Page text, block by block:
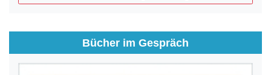
Bücher im Gespräch